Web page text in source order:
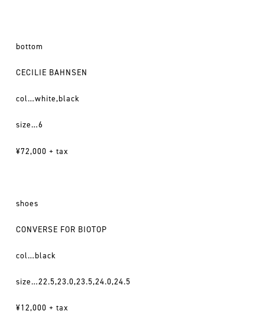
bottom
CECILIE BAHNSEN
col…white,black
size…6
¥72,000 + tax
shoes
CONVERSE FOR BIOTOP
col…black
size…22.5,23.0,23.5,24.0,24.5
¥12,000 + tax